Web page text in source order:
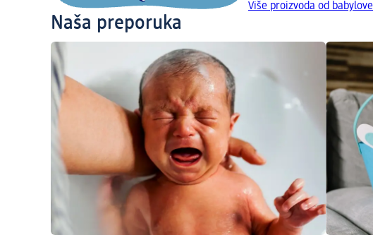
Više proizvoda od babylove
Naša preporuka